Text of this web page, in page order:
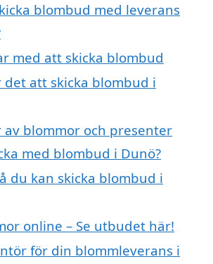
blombud med leverans
med att skicka blombud
det att skicka blombud i
av blommor och presenter
med blombud i Dunö?
du kan skicka blombud i
online – Se utbudet här!
för din blommleverans i